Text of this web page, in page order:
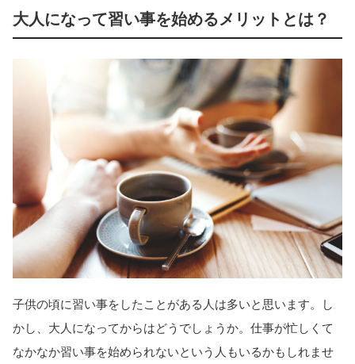
大人になって習い事を始めるメリットとは？
子供の頃に習い事をしたことがある人は多いと思います。し
かし、大人になってからはどうでしょうか。仕事が忙しくて
なかなか習い事を始められないという人もいるかもしれませ